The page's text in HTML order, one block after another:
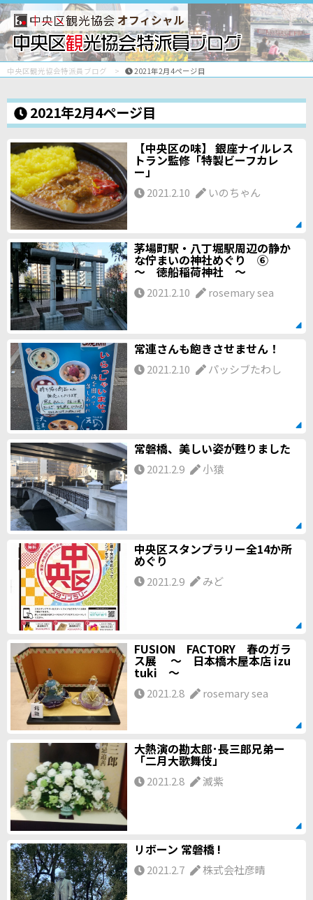
オフィシャル
中央区観光協会特派員ブログ 2021年2月4ページ目
2021年2月4ページ目
【中央区の味】 銀座ナイルレス
トラン監修「特製ビーフカレ
ー」
2021.2.10 いのちゃん
茅場町駅・八丁堀駅周辺の静か
な佇まいの神社めぐり ⑥
～ 徳船稲荷神社 ～
2021.2.10 rosemary sea
常連さんも飽きさせません！
2021.2.10 パッシブたわし
常磐橋、美しい姿が甦りました
2021.2.9 小猿
中央区スタンプラリー全14か所
めぐり
2021.2.9 みど
FUSION FACTORY 春のガラ
ス展 ～ 日本橋木屋本店 izu
tuki ～
2021.2.8 rosemary sea
大熱演の勘太郎･長三郎兄弟ー
「二月大歌舞伎」
2021.2.8 滅紫
リボーン 常磐橋 !
2021.2.7 株式会社彦晴